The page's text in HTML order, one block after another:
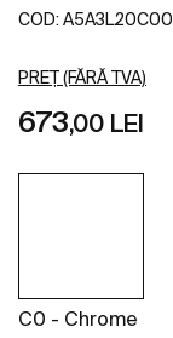
COD: A5A3L20C00
PREȚ (FĂRĂ TVA)
673,00 LEI
C0 - Chrome